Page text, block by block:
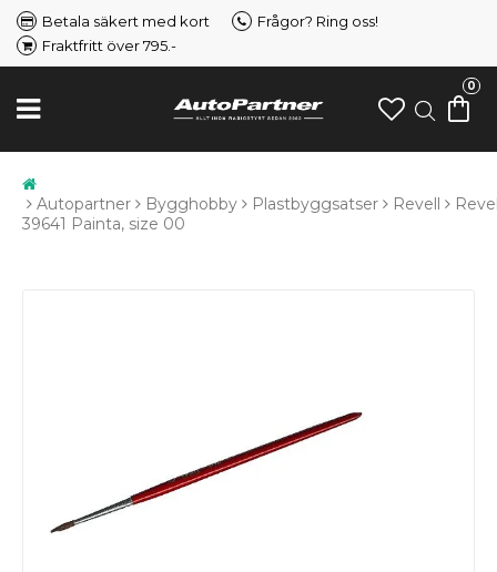
Betala säkert med kort
Frågor? Ring oss!
Fraktfritt över 795.-
0
Autopartner Bygghobby Plastbyggsatser Revell
39641 Painta, size 00